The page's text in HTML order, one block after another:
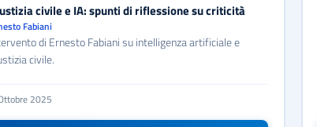
civile e IA: spunti di riflessione su criticità
Fabiani
di Ernesto Fabiani su intelligenza artificiale e
civile.
2025